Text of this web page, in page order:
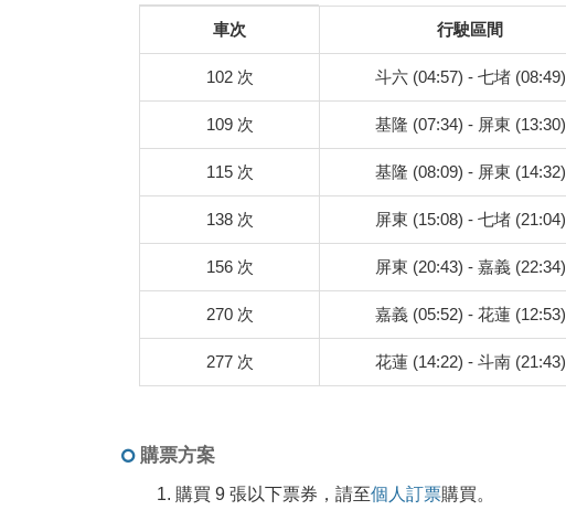
明
車次 行駛區間
102 次 斗六 (04:57) - 七堵 (08:49)
109 次 基隆 (07:34) - 屏東 (13:30)
115 次 基隆 (08:09) - 屏東 (14:32)
138 次 屏東 (15:08) - 七堵 (21:04)
156 次 屏東 (20:43) - 嘉義 (22:34)
270 次 嘉義 (05:52) - 花蓮 (12:53)
277 次 花蓮 (14:22) - 斗南 (21:43)
購票方案
購買 9 張以下票券，請至個人訂票購買。